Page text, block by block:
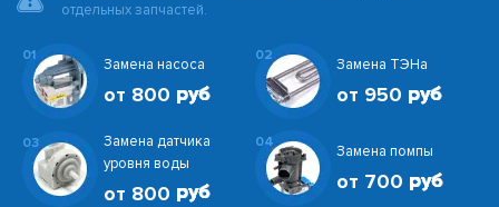
отдельных запчастей.
01
Замена насоса
от 800
02
Замена ТЭНа
от 950
03
Замена датчика
уровня воды
от 800
04
Замена помпы
от 700